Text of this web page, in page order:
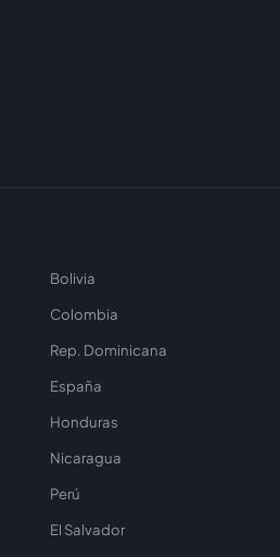
Bolivia
Colombia
Rep. Dominicana
España
Honduras
Nicaragua
Perú
El Salvador